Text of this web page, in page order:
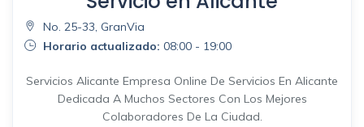
No. 25-33, GranVia
Horario actualizado: 08:00 - 19:00
Servicios Alicante Empresa Online De Servicios En Alicante
Dedicada A Muchos Sectores Con Los Mejores
Colaboradores De La Ciudad.